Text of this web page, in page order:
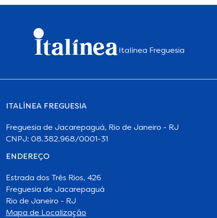
Italínea Freguesia
ITALÍNEA FREGUESIA
Freguesia de Jacarepaguá, Rio de Janeiro - RJ
CNPJ: 08.382.968/0001-31
ENDEREÇO
Estrada dos Três Rios, 426
Freguesia de Jacarepaguá
Rio de Janeiro - RJ
Mapa de Localização